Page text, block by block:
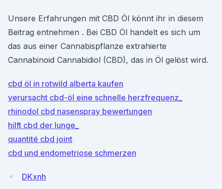
Unsere Erfahrungen mit CBD Öl könnt ihr in diesem
Beitrag entnehmen . Bei CBD Öl handelt es sich um
das aus einer Cannabispflanze extrahierte
Cannabinoid Cannabidiol (CBD), das in Öl gelöst wird.
cbd öl in rotwild alberta kaufen
verursacht cbd-öl eine schnelle herzfrequenz_
rhinodol cbd nasenspray bewertungen
hilft cbd der lunge_
quantité cbd joint
cbd und endometriose schmerzen
DKxnh